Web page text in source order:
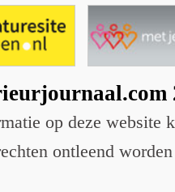
op deze website
ontleend worden